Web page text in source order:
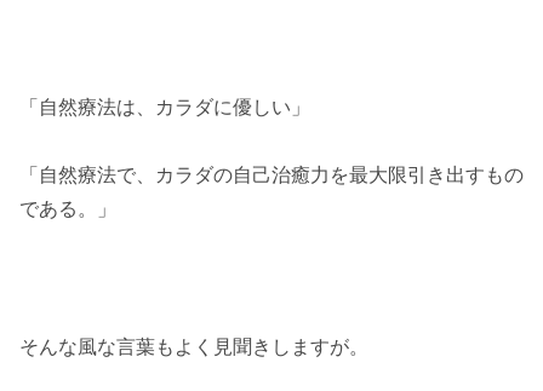
「自然療法は、カラダに優しい」
「自然療法で、カラダの自己治癒力を最大限引き出すもの
である。」
そんな風な言葉もよく見聞きしますが。